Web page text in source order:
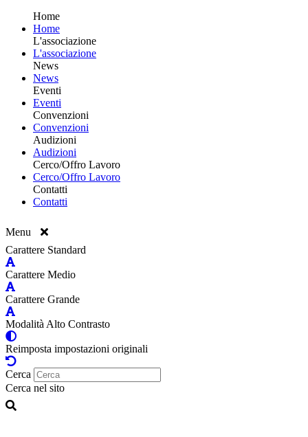
Home
Home
L'associazione
L'associazione
News
News
Eventi
Eventi
Convenzioni
Convenzioni
Audizioni
Audizioni
Cerco/Offro Lavoro
Cerco/Offro Lavoro
Contatti
Contatti
Menu
Carattere Standard
Carattere Medio
Carattere Grande
Modalità Alto Contrasto
Reimposta impostazioni originali
Cerca
Cerca nel sito